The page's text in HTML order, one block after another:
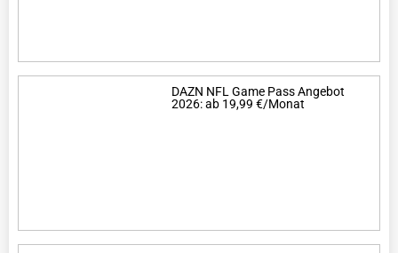
DAZN NFL Game Pass Angebot
2026: ab 19,99 €/Monat